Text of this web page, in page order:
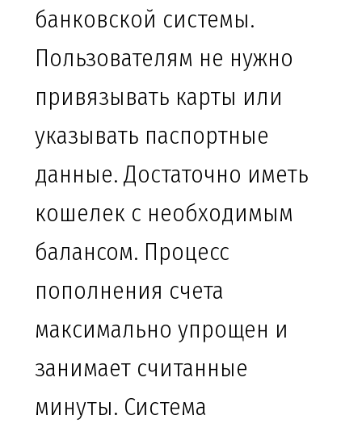
банковской системы.
Пользователям не нужно
привязывать карты или
указывать паспортные
данные. Достаточно иметь
кошелек с необходимым
балансом. Процесс
пополнения счета
максимально упрощен и
занимает считанные
минуты. Система